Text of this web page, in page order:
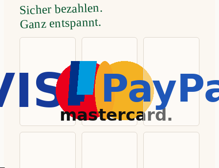
Sicher bezahlen.
Ganz entspannt.